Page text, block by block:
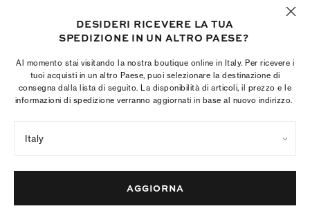
Mule Mellow
Mule Mellow con borchie
DESIDERI RICEVERE LA TUA
SPEDIZIONE IN UN ALTRO PAESE?
Al momento stai visitando la nostra boutique online in Italy. Per ricevere i
tuoi acquisti in un altro Paese, puoi selezionare la destinazione di
consegna dalla lista di seguito. La disponibilità di articoli, il prezzo e le
informazioni di spedizione verranno aggiornati in base al nuovo indirizzo.
Italy
AGGIORNA